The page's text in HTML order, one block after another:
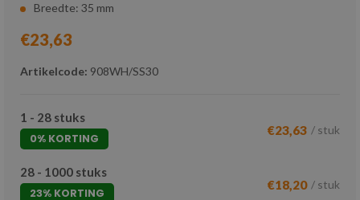
Breedte: 35 mm
€23,63
Artikelcode: 908WH/SS30
1 - 28 stuks
0% KORTING
€23,63 / stuk
28 - 1000 stuks
23% KORTING
€18,20 / stuk